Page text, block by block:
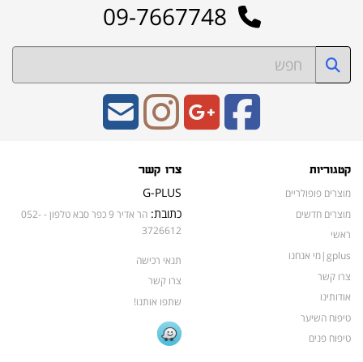
קטגוריות
מוצרים פופולריים
מוצרים חדשים
ראשי
gplus|מי אנחנו
צרו קשר
אודותינו
טיפוח השיער
טיפוח פנים
צרו קשר
G-PLUS
כתובת:
הר אדיר 9 כפר סבא טלפון - 052-
3726612
תנאי רכישה
צרו קשר
שתפו אותנו!